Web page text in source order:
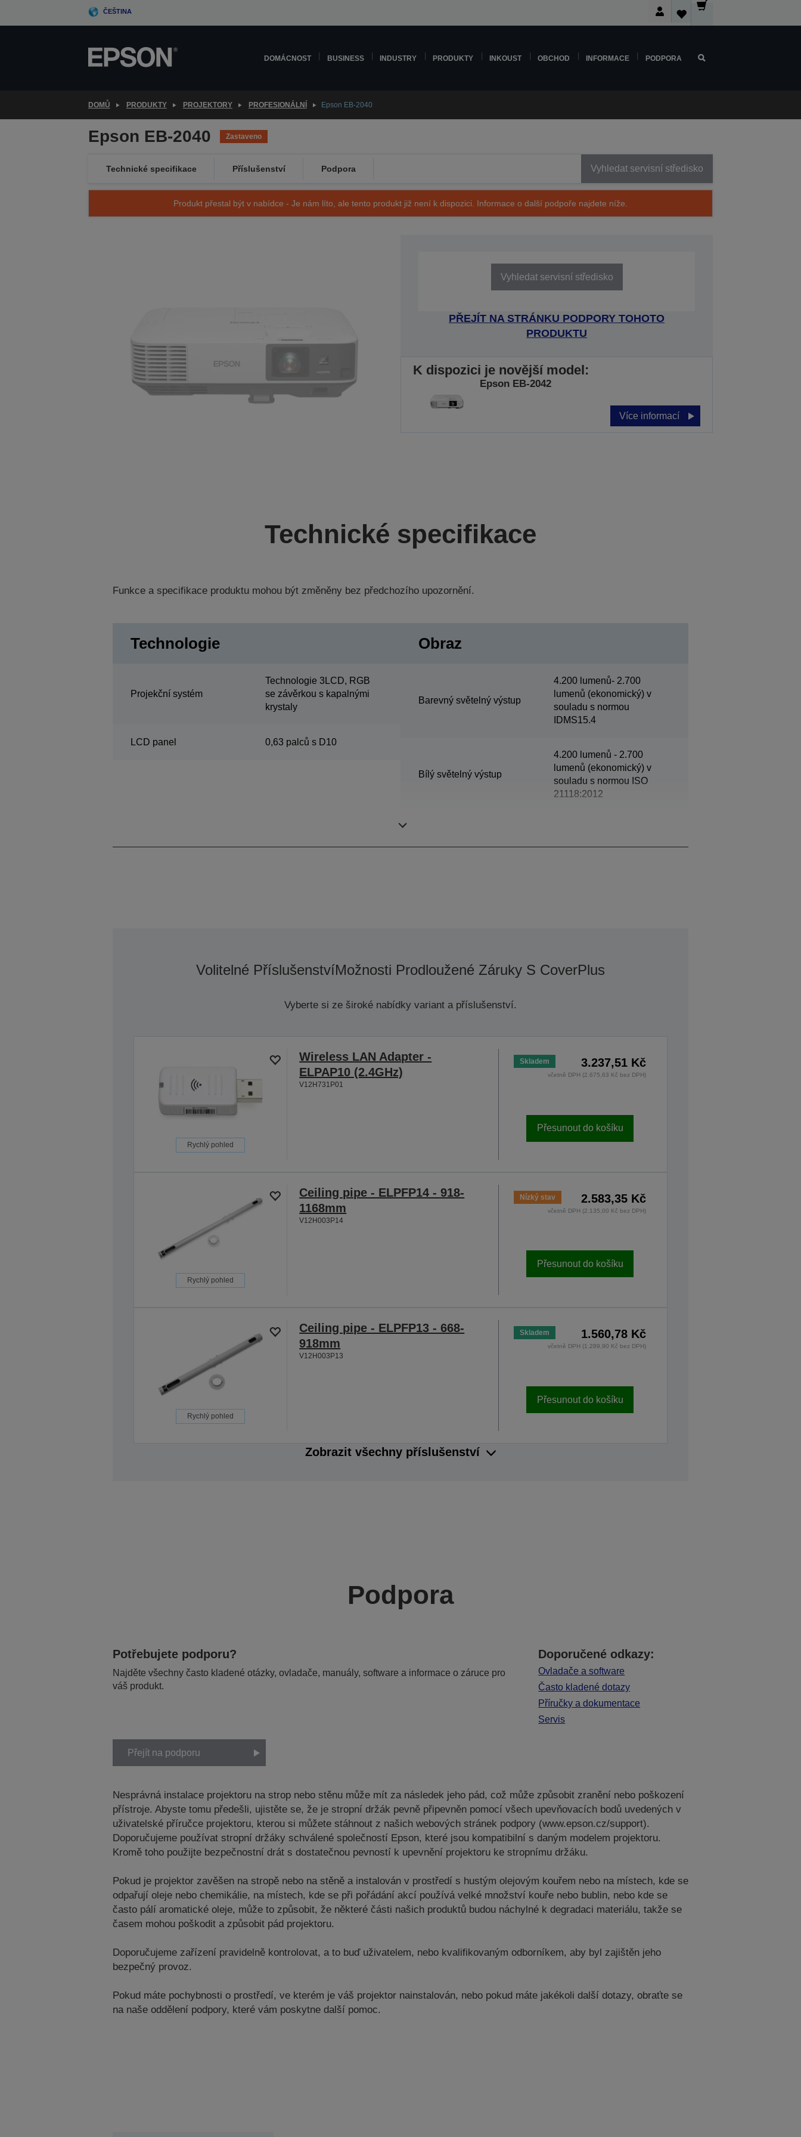
ČEŠTINA
DOMÁCNOST BUSINESS INDUSTRY PRODUKTY INKOUST OBCHOD INFORMACE PODPORA
DOMŮ PRODUKTY PROJEKTORY PROFESIONÁLNÍ Epson EB-2040
Epson EB-2040 Zastaveno
Technické specifikace Příslušenství Podpora Vyhledat servisní středisko
Produkt přestal být v nabídce - Je nám líto, ale tento produkt již není k dispozici. Informace o další podpoře najdete níže.
Vyhledat servisní středisko
PŘEJÍT NA STRÁNKU PODPORY TOHOTO
PRODUKTU
K dispozici je novější model:
Epson EB-2042
Více informací
Technické specifikace
Funkce a specifikace produktu mohou být změněny bez předchozího upozornění.
Technologie
Projekční systém
Technologie 3LCD, RGB
se závěrkou s kapalnými
krystaly
LCD panel 0,63 palců s D10
Obraz
Barevný světelný výstup
4.200 lumenů- 2.700
lumenů (ekonomický) v
souladu s normou
IDMS15.4
Bílý světelný výstup
4.200 lumenů - 2.700
lumenů (ekonomický) v
souladu s normou ISO
21118:2012
Volitelné PříslušenstvíMožnosti Prodloužené Záruky S CoverPlus
Vyberte si ze široké nabídky variant a příslušenství.
Rychlý pohled
Wireless LAN Adapter -
ELPAP10 (2.4GHz)
V12H731P01
Skladem 3.237,51 Kč
včetně DPH (2.675,63 Kč bez DPH)
Přesunout do košíku
Rychlý pohled
Ceiling pipe - ELPFP14 - 918-
1168mm
V12H003P14
Nízký stav 2.583,35 Kč
včetně DPH (2.135,00 Kč bez DPH)
Přesunout do košíku
Rychlý pohled
Ceiling pipe - ELPFP13 - 668-
918mm
V12H003P13
Skladem 1.560,78 Kč
včetně DPH (1.289,90 Kč bez DPH)
Přesunout do košíku
Zobrazit všechny příslušenství
Podpora
Potřebujete podporu?
Najděte všechny často kladené otázky, ovladače, manuály, software a informace o záruce pro
váš produkt.
Doporučené odkazy:
Ovladače a software
Často kladené dotazy
Příručky a dokumentace
Servis
Přejít na podporu
Nesprávná instalace projektoru na strop nebo stěnu může mít za následek jeho pád, což může způsobit zranění nebo poškození
přístroje. Abyste tomu předešli, ujistěte se, že je stropní držák pevně připevněn pomocí všech upevňovacích bodů uvedených v
uživatelské příručce projektoru, kterou si můžete stáhnout z našich webových stránek podpory (www.epson.cz/support).
Doporučujeme používat stropní držáky schválené společností Epson, které jsou kompatibilní s daným modelem projektoru.
Kromě toho použijte bezpečnostní drát s dostatečnou pevností k upevnění projektoru ke stropnímu držáku.
Pokud je projektor zavěšen na stropě nebo na stěně a instalován v prostředí s hustým olejovým kouřem nebo na místech, kde se
odpařují oleje nebo chemikálie, na místech, kde se při pořádání akcí používá velké množství kouře nebo bublin, nebo kde se
často pálí aromatické oleje, může to způsobit, že některé části našich produktů budou náchylné k degradaci materiálu, takže se
časem mohou poškodit a způsobit pád projektoru.
Doporučujeme zařízení pravidelně kontrolovat, a to buď uživatelem, nebo kvalifikovaným odborníkem, aby byl zajištěn jeho
bezpečný provoz.
Pokud máte pochybnosti o prostředí, ve kterém je váš projektor nainstalován, nebo pokud máte jakékoli další dotazy, obraťte se
na naše oddělení podpory, které vám poskytne další pomoc.